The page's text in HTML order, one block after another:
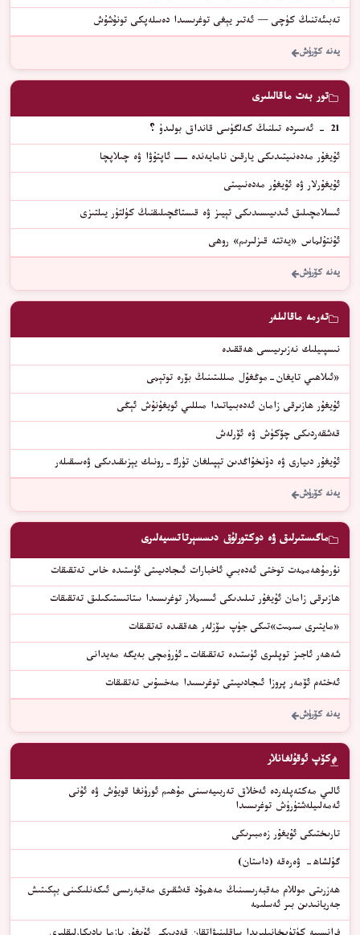
تەبىئەتنىڭ كۈچى — ئەتىر يېغى توغرىسىدا دەسلەپكى تونۇشۇش
يەنە كۆرۈش
تور بەت ماقالىلىرى
21 – ئەسىردە تىلنىڭ كەلگۈسى قانداق بولىدۇ ؟
ﺋﯘﻳﻐﯘﺭ ﻣﻪﺩﻩﻧﯩﻴﺘﯩﺪﯨﻜﻰ ﻳﺎﺭﻗﯩﻦ ﻧﺎﻣﺎﻳﻪﻧﺪﻩ ــــ ﺋﺎﭘﺘﯘﯞﺍ ﯞﻩ ﭼﯩﻼﭘﭽﺎ
ئۇيغۇرلار ۋە ئۇيغۇر مەدەنىيىتى
ئىسلامچىلىق ئىدىيىسىدىكى تېيىز ۋە قىستاڭچىلىقنىڭ كۈلتۈر يىلتىزى
ﺋﯘﻧﺘﯘﻟﻤﺎﺱ «ﻳﻪﺗﺘﻪ ﻗﯩﺰﻟﯩﺮﯨﻢ» ﺭﻭﮬﻰ
يەنە كۆرۈش
تەرمە ماقالىلەر
نىسپىيلىك نەزىرىيىسى ھەققىدە
«ئىلاھىي تايغان-موڭغۇل مىللىتىنىڭ بۆرە توتېمى
ئۇيغۇر ھازىرقى زامان ئەدەبىياتىدا مىللىي ئويغۇنۇش ئېڭى
قەشقەردىكى چۆكۈش ۋە ئۆرلەش
ئۇيغۇر دىيارى ۋە دۇنخۇاڭدىن تېپىلغان تۈرك-رونىك يېزىقىدىكى ۋەسىقىلەر
يەنە كۆرۈش
ماگىستىرلىق ۋە دوكتورلۇق دىسسېرتاتسىيەلىرى
نۇرمۇھەممەت توختى ئەدەبىي ئاخبارات ئىجادىيىتى ئۈستىدە خاس تەتقىقات
ھازىرقى زامان ئۇيغۇر تىلىدىكى ئىسىملار توغرىسىدا ستاتىستىكىلىق تەتقىقات
«مايتىرى سىمىت»تىكى جۈپ سۆزلەر ھەققىدە تەتقىقات
شەھەر ئاجىز توپلىرى ئۈستىدە تەتقىقات-ئۈرۈمچى بەيگە مەيدانى
ئەختەم ئۆمەر پروزا ئىجادىيىتى توغرىسىدا مەخسۇس تەتقىقات
يەنە كۆرۈش
كۆپ ئوقۇلغانلار
ئالىي مەكتەپلەردە ئەخلاق تەربىيەسىنى مۇھىم ئورۇنغا قويۇش ۋە ئۇنى
ئەمەلىيلەشتۈرۈش توغرىسىدا
ﺗﺎﺭﯨﺨﺘﯩﻜﻰ ﺋﯘﻳﻐﯘﺭ ﺯﻩﻣﺒﯩﺮﯨﻜﻰ
گۈلشاھ- ۋەرەقە (داستان)
ھەزرىتى موللام مەقبەرىسىنىڭ مەھمۇد قەشقىرى مەقبەرىسى ئىكەنلىكىنى بېكىتىش
جەريانىدىن بىر ئەسلىمە